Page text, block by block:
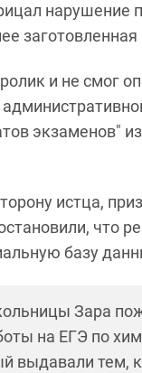
нарушение
и не смог
экзаменов"
истца,
что
базу
Зара
на ЕГЭ по
выдавали тем,